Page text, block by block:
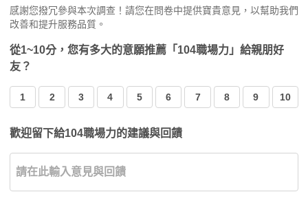
感謝您撥冗參與本次調查！請您在問卷中提供寶貴意見，以幫助我們
改善和提升服務品質。
從1~10分，您有多大的意願推薦「104職場力」給親朋好
友？
1 2 3 4 5 6 7 8 9 10
歡迎留下給104職場力的建議與回饋